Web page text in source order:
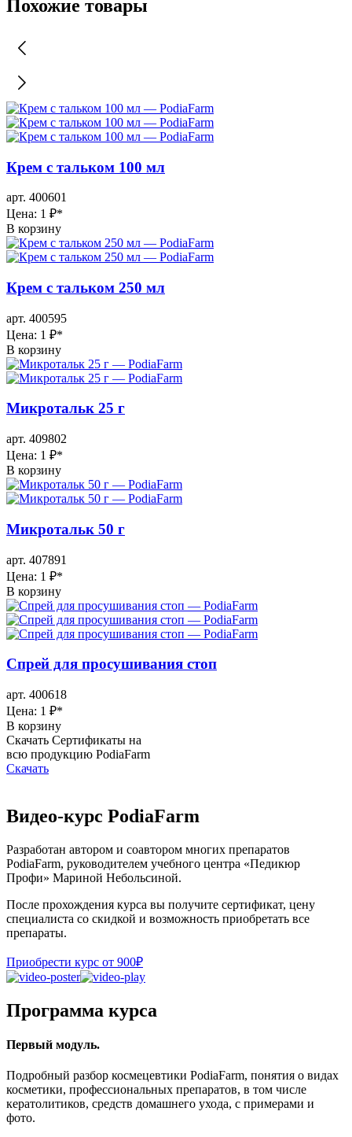
Похожие товары
Крем с тальком 100 мл
арт. 400601
Цена: 1 ₽*
В корзину
Крем с тальком 250 мл
арт. 400595
Цена: 1 ₽*
В корзину
Микротальк 25 г
арт. 409802
Цена: 1 ₽*
В корзину
Микротальк 50 г
арт. 407891
Цена: 1 ₽*
В корзину
Спрей для просушивания стоп
арт. 400618
Цена: 1 ₽*
В корзину
Скачать Сертификаты на
всю продукцию PodiaFarm
Скачать
Видео-курс PodiaFarm
Разработан автором и соавтором многих препаратов
PodiaFarm, руководителем учебного центра «Педикюр
Профи» Мариной Небольсиной.
После прохождения курса вы получите сертификат, цену
специалиста со скидкой и возможность приобретать все
препараты.
Приобрести курс от 900₽
Программа курса
Первый модуль.
Подробный разбор космецевтики PodiaFarm, понятия о видах
косметики, профессиональных препаратов, в том числе
кератолитиков, средств домашнего ухода, с примерами и
фото.